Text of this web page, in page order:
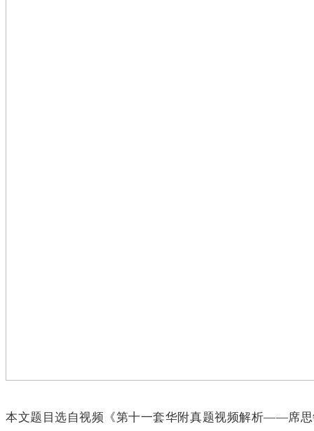
本文题目选自视频《第十一套华附真题视频解析——席思